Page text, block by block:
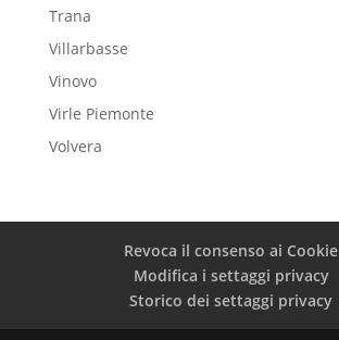
Trana
Villarbasse
Vinovo
Virle Piemonte
Volvera
Revoca il consenso ai Cookie
Modifica i settaggi privacy
Storico dei settaggi privacy